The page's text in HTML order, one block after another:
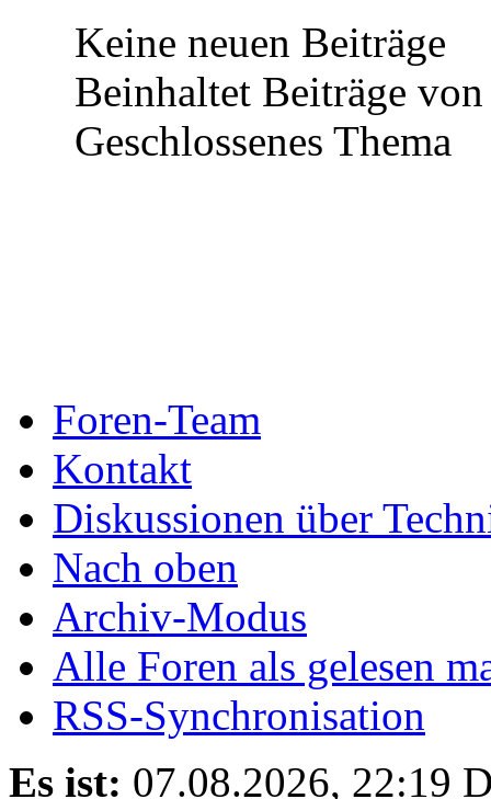
Keine neuen Beiträge
Beinhaltet Beiträge
Geschlossenes Thema
Foren-Team
Kontakt
Diskussionen über
Nach oben
Archiv-Modus
Alle Foren als gelesen
RSS-Synchronisation
Es ist: 07.08.2026, 22:19